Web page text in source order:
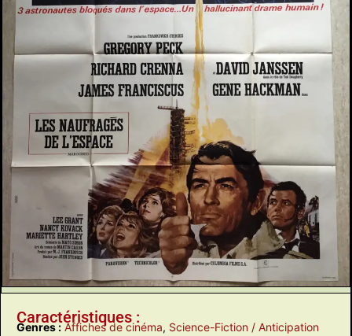
Caractéristiques :
Genres : Affiches de cinéma, Science-Fiction / Anticipation